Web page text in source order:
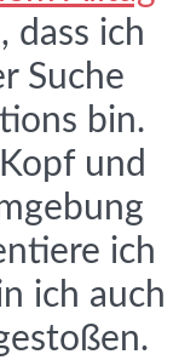
dass ich
Suche
bin.
und
ich
ich auch